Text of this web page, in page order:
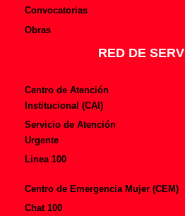
Convocatorias
Obras
RED DE
Centro de Atención
Institucional (CAI)
Servicio de Atención
Urgente
Linea 100
Centro de Emergencia Mujer (CEM)
Chat 100